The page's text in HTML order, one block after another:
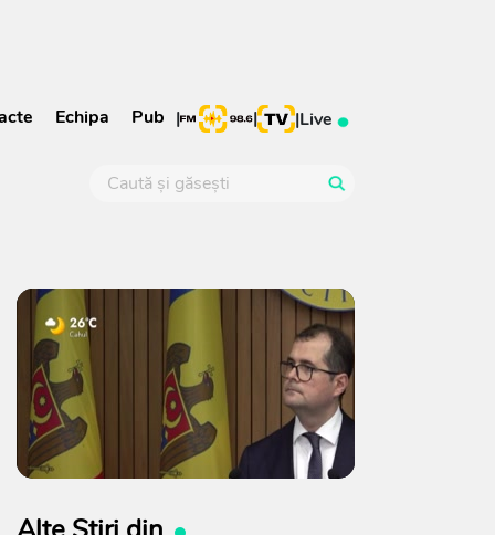
Echipa Pub | | |Live